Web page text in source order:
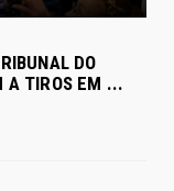
DO
A TIROS EM ...